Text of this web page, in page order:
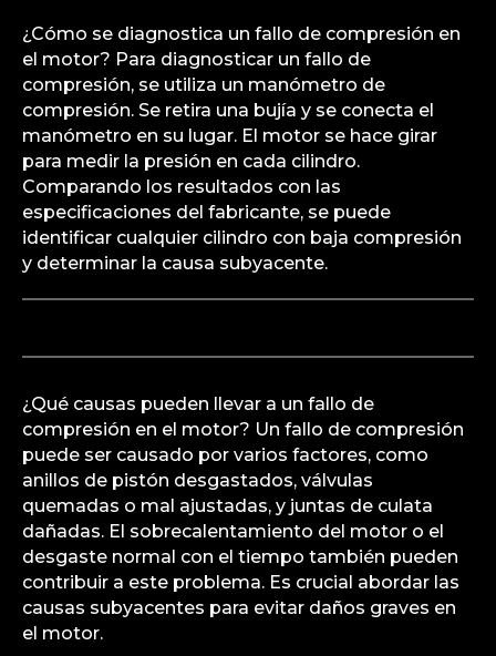
¿Cómo se diagnostica un fallo de compresión en
el motor? Para diagnosticar un fallo de
compresión, se utiliza un manómetro de
compresión. Se retira una bujía y se conecta el
manómetro en su lugar. El motor se hace girar
para medir la presión en cada cilindro.
Comparando los resultados con las
especificaciones del fabricante, se puede
identificar cualquier cilindro con baja compresión
y determinar la causa subyacente.
¿Qué causas pueden llevar a un fallo de
compresión en el motor? Un fallo de compresión
puede ser causado por varios factores, como
anillos de pistón desgastados, válvulas
quemadas o mal ajustadas, y juntas de culata
dañadas. El sobrecalentamiento del motor o el
desgaste normal con el tiempo también pueden
contribuir a este problema. Es crucial abordar las
causas subyacentes para evitar daños graves en
el motor.